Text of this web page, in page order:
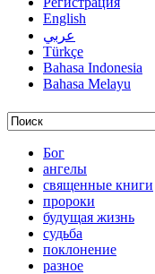
English
عربي
Türkçe
Bahasa Indonesia
Bahasa Melayu
Бог
ангелы
священные книги
пророки
будущая жизнь
судьба
поклонение
разное